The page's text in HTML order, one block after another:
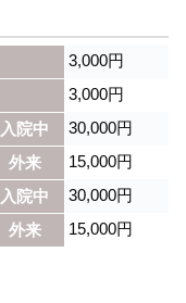
3,000円
3,000円
入院中
30,000円
外来
15,000円
入院中
30,000円
外来
15,000円